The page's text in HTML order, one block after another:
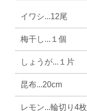
イワシ...12尾
梅干し...１個
しょうが...１片
昆布...20cm
レモン...輪切り4枚